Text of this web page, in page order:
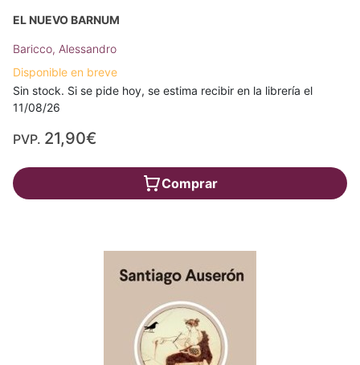
EL NUEVO BARNUM
Baricco, Alessandro
Disponible en breve
Sin stock. Si se pide hoy, se estima recibir en la librería el
11/08/26
PVP. 21,90€
Comprar